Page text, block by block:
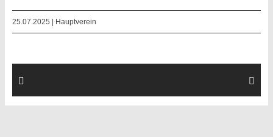
25.07.2025 | Hauptverein